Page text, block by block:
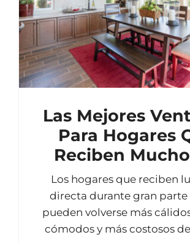
Las Mejores
Para Hogares
Reciben
Los hogares que reciben
directa durante gran parte
pueden volverse más
cómodos y más costosos